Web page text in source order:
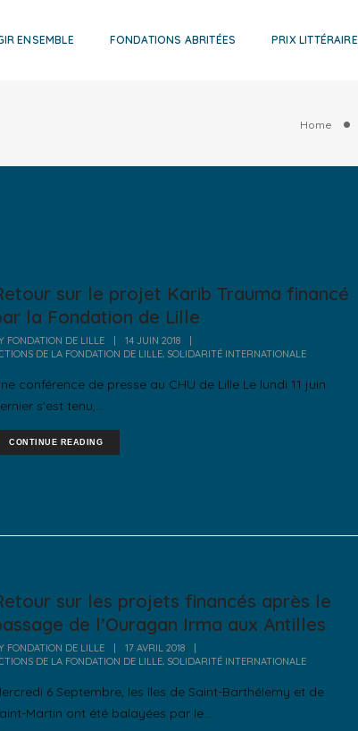
ENSEMBLE FONDATIONS ABRITÉES PRIX LITTÉRAIRE
Home
sur le projet Karib Trauma financé
la Fondation de Lille
FONDATION DE LILLE 14 JUIN 2018
DE LA FONDATION DE LILLE,SOLIDARITÉ INTERNATIONALE
conférence de presse au CHU de Lille Le lundi 11 juin
s'est tenu,...
CONTINUE READING
sur les projets financés après le
de l’Ouragan Irma aux Antilles
FONDATION DE LILLE 17 AVRIL 2018
DE LA FONDATION DE LILLE,SOLIDARITÉ INTERNATIONALE
6 Septembre, les îles de Saint-Barthélemy et de
Martin ont été balayées par le...